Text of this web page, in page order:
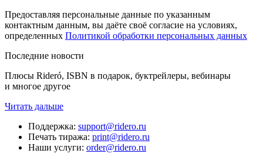
Предоставляя персональные данные по указанным
контактным данным, вы даёте своё согласие на условиях,
определенных Политикой обработки персональных данных
Последние новости
Плюсы Rideró, ISBN в подарок, буктрейлеры, вебинары
и многое другое
Читать дальше
Поддержка: support@ridero.ru
Печать тиража: print@ridero.ru
Наши услуги: order@ridero.ru